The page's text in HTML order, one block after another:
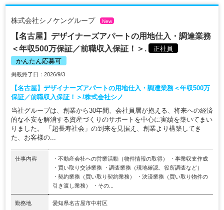
株式会社シノケングループ New
【名古屋】デザイナーズアパートの用地仕入・調達業務
＜年収500万保証／前職収入保証！＞.
正社員
かんたん応募可
掲載終了日：2026/9/3
【名古屋】デザイナーズアパートの用地仕入・調達業務＜年収500万
保証／前職収入保証！＞/株式会社シノ
当社グループは、創業から30年間、会社員層が抱える、将来への経済
的な不安を解消する資産づくりのサポートを中心に実績を築いてまい
りました。 「超長寿社会」の到来を見据え、創業より構築してき
た、お客様の...
仕事内容
・不動産会社への営業活動（物件情報の取得） ・事業収支作成
・買い取り交渉業務 ・調査業務（現地確認、役所調査など）
・契約業務（買い取り契約業務） ・決済業務（買い取り物件の
引き渡し業務） ・その...
勤務地 愛知県名古屋市中村区